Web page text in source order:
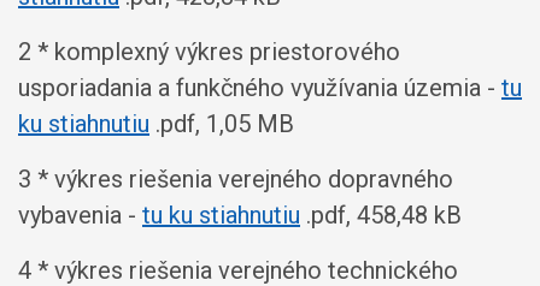
2 * komplexný výkres priestorového
usporiadania a funkčného využívania územia - tu
ku stiahnutiu .pdf, 1,05 MB
3 * výkres riešenia verejného dopravného
vybavenia - tu ku stiahnutiu .pdf, 458,48 kB
4 * výkres riešenia verejného technického